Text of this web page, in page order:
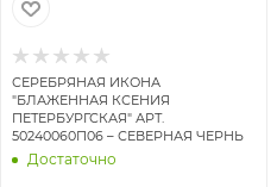
СЕРЕБРЯНАЯ ИКОНА
"БЛАЖЕННАЯ КСЕНИЯ
ПЕТЕРБУРГСКАЯ" АРТ.
50240060П06 – СЕВЕРНАЯ ЧЕРНЬ
Достаточно